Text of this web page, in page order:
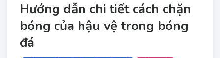
Hướng dẫn chi tiết cách chặn
bóng của hậu vệ trong bóng
đá